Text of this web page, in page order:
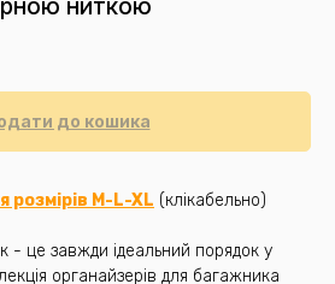
ниткою
до кошика
розмірів M-L-XL (клікабельно)
- це завжди ідеальний порядок у
органайзерів для багажника